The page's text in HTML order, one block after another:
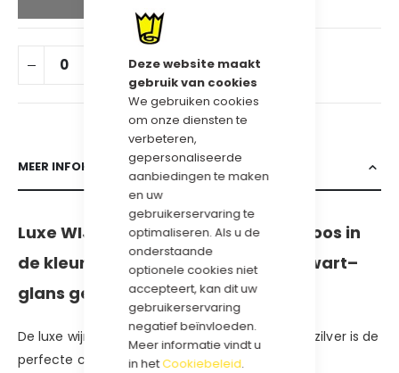
Deze website maakt
gebruik van cookies
We gebruiken cookies
om onze diensten te
verbeteren,
gepersonaliseerde
aanbiedingen te maken
en uw
gebruikerservaring te
optimaliseren. Als u de
onderstaande
optionele cookies niet
accepteert, kan dit uw
gebruikerservaring
negatief beïnvloeden.
Meer informatie vindt u
in hetCookiebeleid.
IN WINKELWAGEN
MEER INFORMATIE
Luxe WIJNVERPAKKING / Magneetdoos in
de kleur Goud, zilver, wit rood of zwart–
glans gelamineerd.
De luxe wijnverpaking in glanzend gelamineerd zilver is de
perfecte combinatie van stijl en praktische